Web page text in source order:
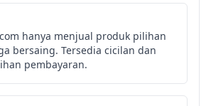
hanya menjual produk pilihan
bersaing. Tersedia cicilan dan
pembayaran.